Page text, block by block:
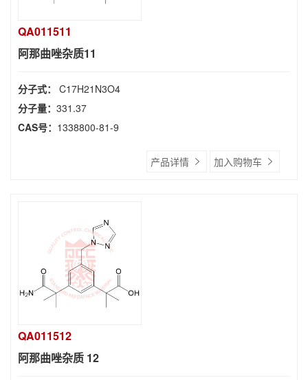
QA011511
阿那曲唑杂质11
分子式： C17H21N3O4
分子量： 331.37
CAS号： 1338800-81-9
产品详情 加入购物车
QA011512
阿那曲唑杂质 12